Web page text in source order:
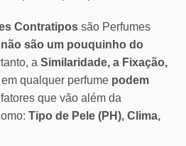
Contratipos são Perfumes
não são um pouquinho do
a Similaridade, a Fixação,
em qualquer perfume podem
que vão além da
Tipo de Pele (PH), Clima,